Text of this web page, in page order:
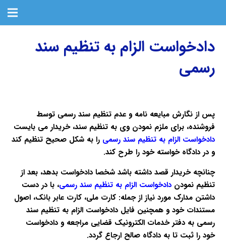
دادخواست الزام به تنظیم سند
رسمی
پس از نگارش مبایعه نامه و عدم تنظیم سند رسمی توسط
فروشنده، برای ملزم نمودن وی به تنظیم سند، خریدار می بایست
دادخواست الزام به تنظیم سند رسمی را به شکل صحیح تنظیم کند
و در دادگاه خواسته خود را طرح کند.
چنانچه خریدار قصد داشته باشد شخصا دادخواست بدهد، بعد از
تنظیم نمودندادخواست الزام به تنظیم سند رسمی، با در دست
داشتن مدارک مورد نیاز از جمله: کارت ملی، کارت عابر بانک، اصول
مستندات خود و همچنین فایلدادخواست الزام به تنظیم سند
رسمی بهدفتر خدمات الکترونیک قضایی مراجعه و دادخواست
خود را ثبت تا به دادگاه صالح ارجاع گردد.